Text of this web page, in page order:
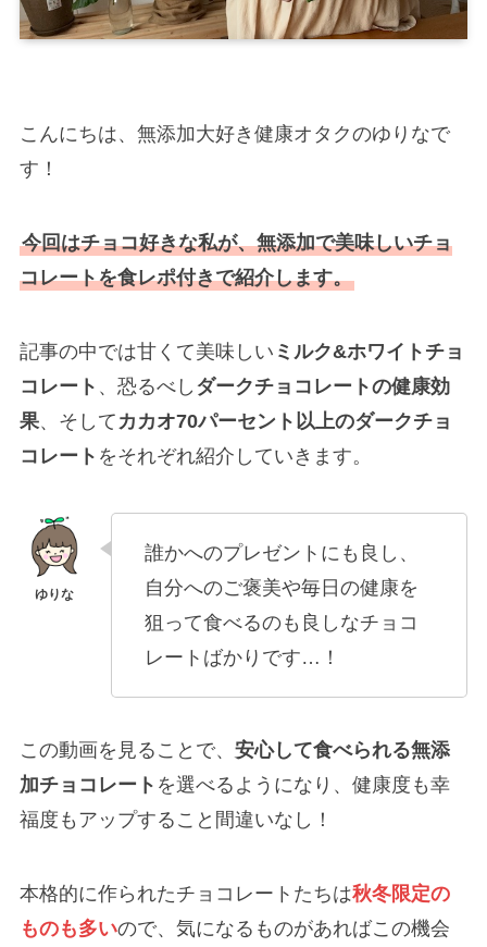
こんにちは、無添加大好き健康オタクのゆりなで
す！
今回はチョコ好きな私が、無添加で美味しいチョ
コレートを食レポ付きで紹介します。
記事の中では甘くて美味しい ミルク&ホワイトチョ
コレート 、恐るべし ダークチョコレートの健康効
果、そして カカオ70パーセント以上のダークチョ
コレート をそれぞれ紹介していきます。
誰かへのプレゼントにも良し、
自分へのご褒美や毎日の健康を
狙って食べるのも良しなチョコ
レートばかりです…！
この動画を見ることで、 安心して食べられる無添
加チョコレート を選べるようになり、健康度も幸
福度もアップすること間違いなし！
本格的に作られたチョコレートたちは秋冬限定の
ものも多いので、気になるものがあればこの機会